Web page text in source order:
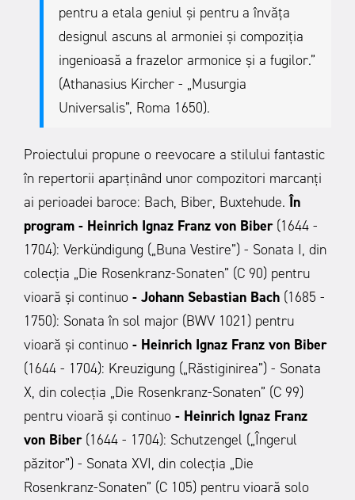
pentru a etala geniul și pentru a învăța
designul ascuns al armoniei și compoziția
ingenioasă a frazelor armonice și a fugilor.”
(Athanasius Kircher - „Musurgia
Universalis”, Roma 1650).
Proiectului propune o reevocare a stilului fantastic
în repertorii aparținând unor compozitori marcanți
ai perioadei baroce: Bach, Biber, Buxtehude. În
program - Heinrich Ignaz Franz von Biber (1644 -
1704): Verkündigung („Buna Vestire”) - Sonata I, din
colecția „Die Rosenkranz-Sonaten” (C 90) pentru
vioară și continuo - Johann Sebastian Bach (1685 -
1750): Sonata în sol major (BWV 1021) pentru
vioară și continuo - Heinrich Ignaz Franz von Biber
(1644 - 1704): Kreuzigung („Răstiginirea”) - Sonata
X, din colecția „Die Rosenkranz-Sonaten” (C 99)
pentru vioară și continuo - Heinrich Ignaz Franz
von Biber (1644 - 1704): Schutzengel („Îngerul
păzitor”) - Sonata XVI, din colecția „Die
Rosenkranz-Sonaten” (C 105) pentru vioară solo